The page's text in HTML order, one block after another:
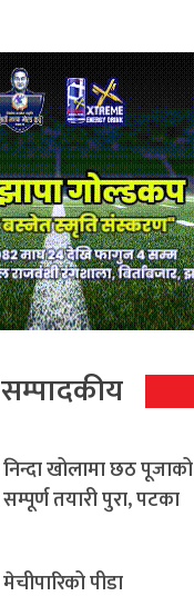
सम्पादकीय
निन्दा खोलामा छठ पूजाको
सम्पूर्ण तयारी पुरा, पटका
मेचीपारिको पीडा